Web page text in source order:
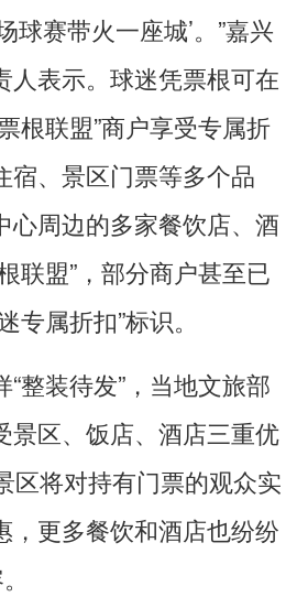
球赛带火一座城’。”嘉兴
人表示。球迷凭票根可在
根联盟”商户享受专属折
宿、景区门票等多个品
心周边的多家餐饮店、酒
联盟”，部分商户甚至已
专属折扣”标识。
装待发”，当地文旅部
景区、饭店、酒店三重优
区将对持有门票的观众实
，更多餐饮和酒店也纷纷